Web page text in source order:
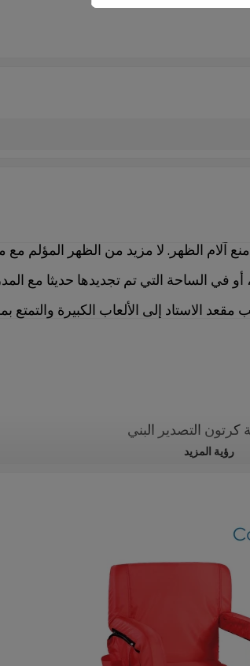
آلام الظهر.لا مزيد من الظهر المؤلم مع
الساحة التي تم تجديدها حديثا مع
الاستاد إلى الألعاب الكبيرة
رؤية المزيد